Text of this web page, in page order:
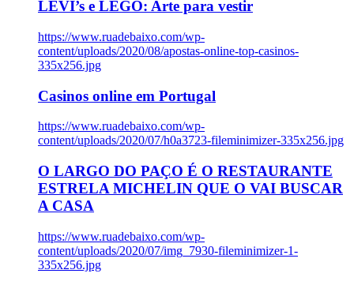
LEVI’s e LEGO: Arte para vestir
https://www.ruadebaixo.com/wp-
content/uploads/2020/08/apostas-online-top-casinos-
335x256.jpg
Casinos online em Portugal
https://www.ruadebaixo.com/wp-
content/uploads/2020/07/h0a3723-fileminimizer-335x256.jpg
O LARGO DO PAÇO É O RESTAURANTE
ESTRELA MICHELIN QUE O VAI BUSCAR
A CASA
https://www.ruadebaixo.com/wp-
content/uploads/2020/07/img_7930-fileminimizer-1-
335x256.jpg